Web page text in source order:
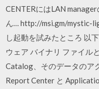
CENTERにはLAN
ん… http://msi.gm/mystic-
し起動を試みたところ 以
ウェア バイナリ ファイル
Catalog、そのデータのア
Report Center と